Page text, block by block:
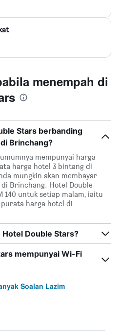
menempah di
Stars berbanding
Brinchang?
mempunyai harga
harga hotel 3 bintang di
mungkin akan membayar
Brinchang. Hotel Double
140 untuk setiap malam, iaitu
harga hotel di
Double Stars?
mempunyai Wi-Fi
Soalan Lazim